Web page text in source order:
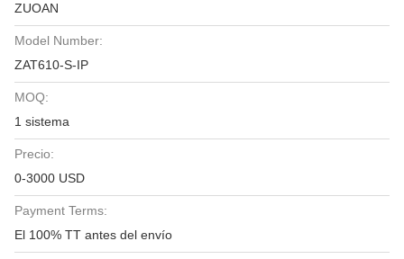
ZUOAN
Model Number:
ZAT610-S-IP
MOQ:
1 sistema
Precio:
0-3000 USD
Payment Terms:
El 100% TT antes del envío